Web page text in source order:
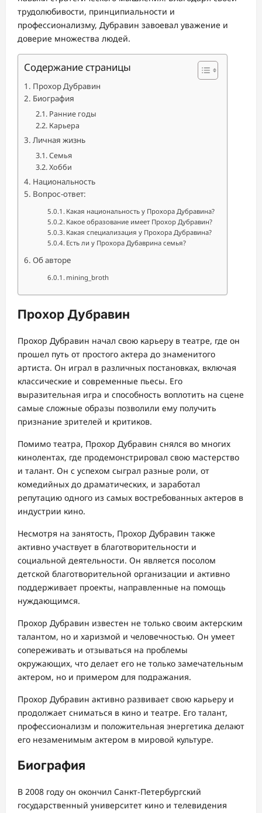
трудолюбивости, принципиальности и
профессионализму, Дубравин завоевал уважение и
доверие множества людей.
Содержание страницы
Прохор Дубравин
Биография
Ранние годы
Карьера
Личная жизнь
Семья
Хобби
Национальность
Вопрос-ответ:
Какая национальность у Прохора Дубравина?
Какое образование имеет Прохор Дубравин?
Какая специализация у Прохора Дубравина?
Есть ли у Прохора Дубаврина семья?
Об авторе
mining_broth
Прохор Дубравин
Прохор Дубравин начал свою карьеру в театре, где он
прошел путь от простого актера до знаменитого
артиста. Он играл в различных постановках, включая
классические и современные пьесы. Его
выразительная игра и способность воплотить на сцене
самые сложные образы позволили ему получить
признание зрителей и критиков.
Помимо театра, Прохор Дубравин снялся во многих
кинолентах, где продемонстрировал свою мастерство
и талант. Он с успехом сыграл разные роли, от
комедийных до драматических, и заработал
репутацию одного из самых востребованных актеров в
индустрии кино.
Несмотря на занятость, Прохор Дубравин также
активно участвует в благотворительности и
социальной деятельности. Он является посолом
детской благотворительной организации и активно
поддерживает проекты, направленные на помощь
нуждающимся.
Прохор Дубравин известен не только своим актерским
талантом, но и харизмой и человечностью. Он умеет
сопереживать и отзываться на проблемы
окружающих, что делает его не только замечательным
актером, но и примером для подражания.
Прохор Дубравин активно развивает свою карьеру и
продолжает сниматься в кино и театре. Его талант,
профессионализм и положительная энергетика делают
его незаменимым актером в мировой культуре.
Биография
В 2008 году он окончил Санкт-Петербургский
государственный университет кино и телевидения